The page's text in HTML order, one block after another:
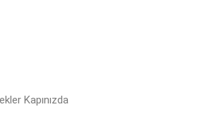
Kapınızda